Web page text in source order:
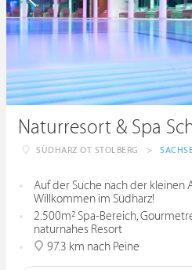
Naturresort & Spa
SÜDHARZ OT STOLBERG >
Auf der Suche nach der kleinen
Willkommen im Südharz!
2.500m² Spa-Bereich,
naturnahes Resort
97.3 km nach Peine